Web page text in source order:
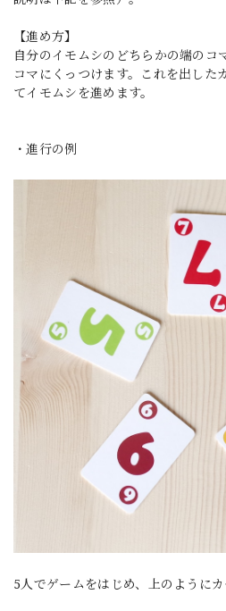
【進め方】
自分のイモムシのどちらかの端のコ
コマにくっつけます。これを出した
てイモムシを進めます。
・進行の例
5人でゲームをはじめ、上のようにカ